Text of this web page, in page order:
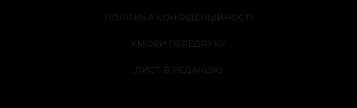
ПОЛІТИКА КОНФІДЕНЦІЙНОСТІ
УМОВИ ПЕРЕДРУКУ
ЛИСТ В РЕДАКЦІЮ